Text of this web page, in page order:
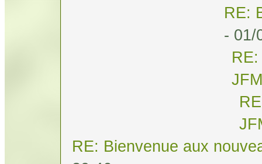
RE:
- 01/
JFM
RE: Bienvenue aux